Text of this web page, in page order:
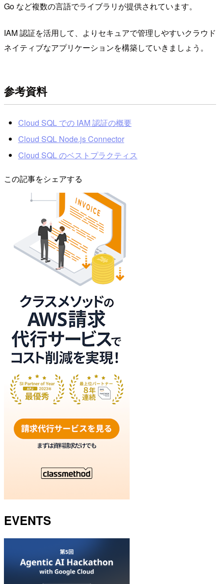
Go など複数の言語でライブラリが提供されています。
IAM 認証を活用して、よりセキュアで管理しやすいクラウド
ネイティブなアプリケーションを構築していきましょう。
参考資料
Cloud SQL での IAM 認証の概要
Cloud SQL Node.js Connector
Cloud SQL のベストプラクティス
この記事をシェアする
EVENTS